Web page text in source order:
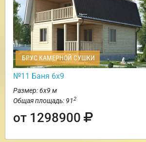
БРУС КАМЕРНОЙ СУШКИ
№11 Баня 6х9
Размер: 6х9 м
Общая площадь: 912
от 1298900